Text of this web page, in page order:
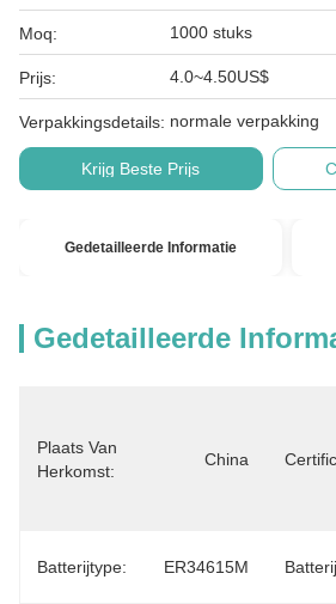
Moq: 1000 stuks
Prijs: 4.0~4.50US$
Verpakkingsdetails: normale verpakking
Krijg Beste Prijs
Gedetailleerde Informatie
Gedetailleerde
Plaats Van
Herkomst:
China
Batterijtype: ER34615M